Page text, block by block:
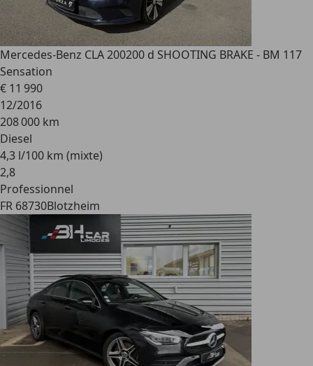
Mercedes-Benz CLA 200200 d SHOOTING BRAKE - BM 117
Sensation
€ 11 990
12/2016
208 000 km
Diesel
4,3 l/100 km (mixte)
2,8
Professionnel
FR 68730Blotzheim